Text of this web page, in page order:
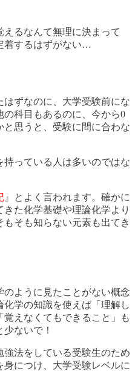
るなんて無理に決まって
着するはずがない…
ずなのに、大学受験前にな
の科目もあるのに、今から0
思うと、受験に間に合わな
っている人は多いのではな
』とよく言われます。確かに
た化学基礎や理論化学より
そも知らない元素も出てき
ように見たことがない概念
学の知識を使えば「理解し
えなくてもできること」も
ないで！
法をしている受験生のため
につけ、大学受験レベルに